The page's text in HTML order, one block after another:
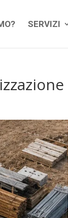
SERVIZI